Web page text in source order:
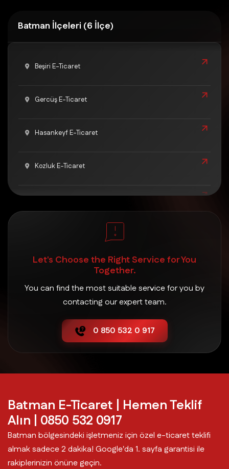
Batman İlçeleri (6 İlçe)
Beşiri E-Ticaret
Gercüş E-Ticaret
Hasankeyf E-Ticaret
Kozluk E-Ticaret
Let's Choose the Right Service for You
Together.
You can find the most suitable service for you by
contacting our expert team.
0 850 532 0 917
Batman E-Ticaret | Hemen Teklif
Alın | 0850 532 0917
Batman bölgesindeki işletmeniz için özel e-ticaret teklifi
almak sadece 2 dakika! Google'da 1. sayfa garantisi ile
rakiplerinizin önüne geçin.